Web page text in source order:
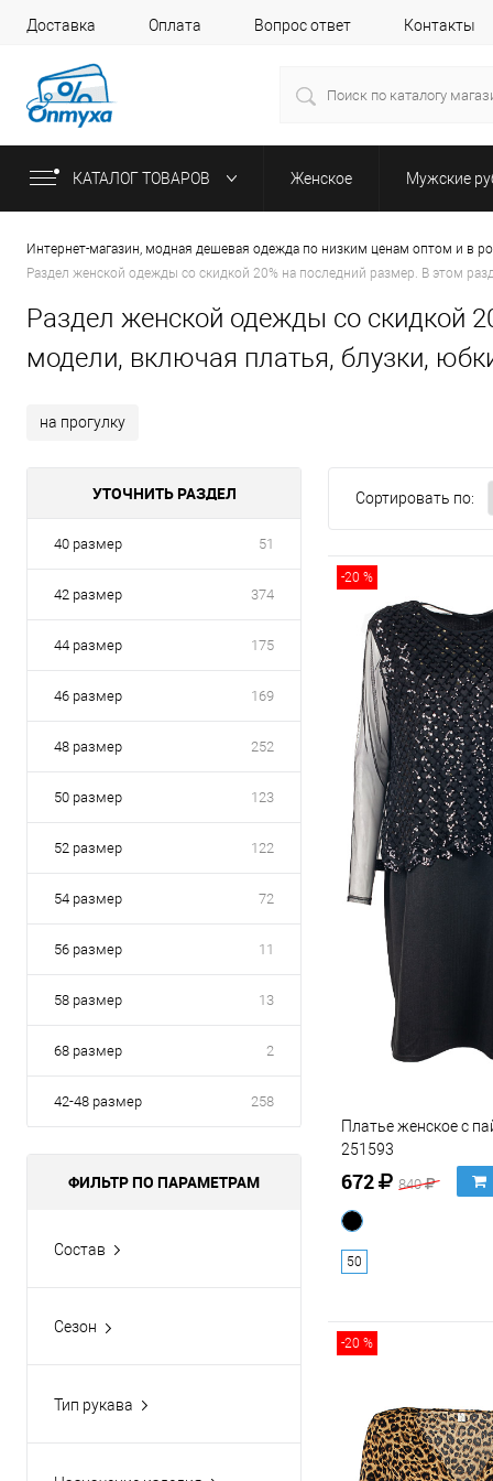
Доставка Оплата Вопрос ответ Контакты
КАТАЛОГ ТОВАРОВ Женское Мужские
Интернет-магазин, модная дешевая одежда по низким ценам оптом и в
Раздел женской одежды со скидкой 20% на последний размер. В этом
Раздел женской одежды со скидкой
модели, включая платья, блузки,
на прогулку
УТОЧНИТЬ РАЗДЕЛ
40 размер 51
42 размер 374
44 размер 175
46 размер 169
48 размер 252
50 размер 123
52 размер 122
54 размер 72
56 размер 11
58 размер 13
68 размер 2
42-48 размер 258
ФИЛЬТР ПО ПАРАМЕТРАМ
Состав
100% Полиэстер
Сезон
Тип рукава
Сортировать по:
-20 %
Платье женское с
251593
672 840
50
-20 %